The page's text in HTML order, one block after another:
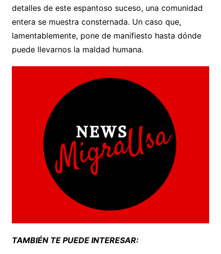
detalles de este espantoso suceso, una comunidad
entera se muestra consternada. Un caso que,
lamentablemente, pone de manifiesto hasta dónde
puede llevarnos la maldad humana.
TAMBIÉN TE PUEDE INTERESAR: